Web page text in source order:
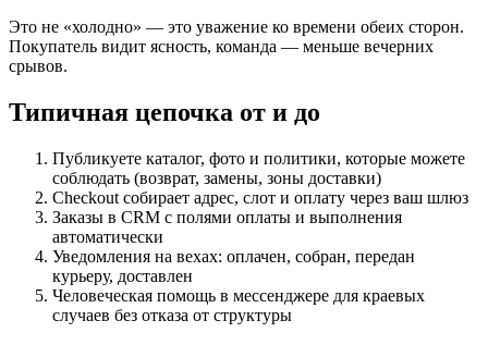
Это не «холодно» — это уважение ко времени обеих сторон.
Покупатель видит ясность, команда — меньше вечерних
срывов.
Типичная цепочка от и до
Публикуете каталог, фото и политики, которые можете
соблюдать (возврат, замены, зоны доставки)
Checkout собирает адрес, слот и оплату через ваш шлюз
Заказы в CRM с полями оплаты и выполнения
автоматически
Уведомления на вехах: оплачен, собран, передан
курьеру, доставлен
Человеческая помощь в мессенджере для краевых
случаев без отказа от структуры